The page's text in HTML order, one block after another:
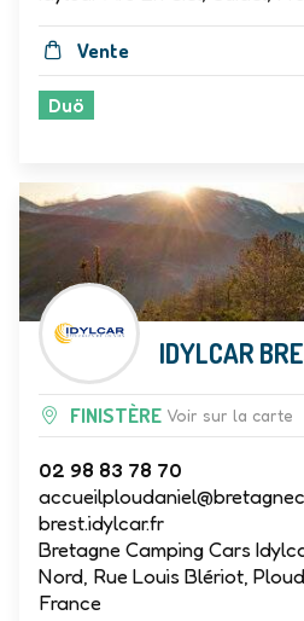
Vente
Duö
IDYLCAR
FINISTÈRE Voir sur la carte
02 98 83 78 70
brest.idylcar.fr
Bretagne Camping Cars
Nord, Rue Louis Blériot,
France